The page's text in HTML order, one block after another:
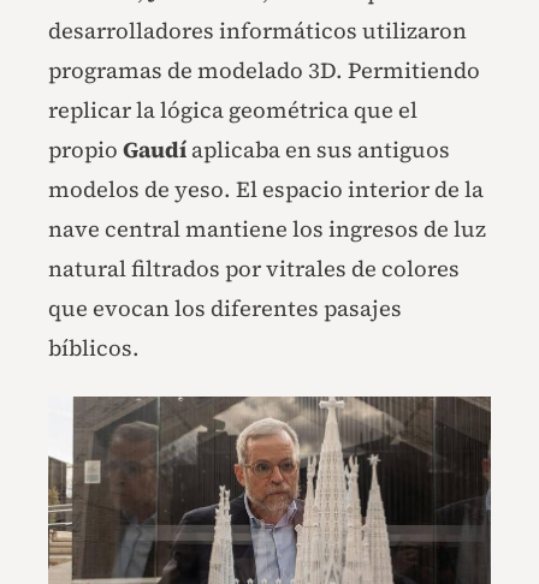
desarrolladores informáticos utilizaron
programas de modelado 3D. Permitiendo
replicar la lógica geométrica que el
propio Gaudí aplicaba en sus antiguos
modelos de yeso. El espacio interior de la
nave central mantiene los ingresos de luz
natural filtrados por vitrales de colores
que evocan los diferentes pasajes
bíblicos.